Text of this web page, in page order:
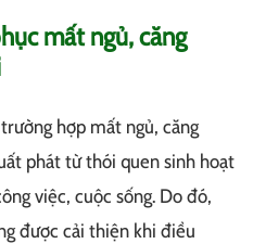
mất ngủ, căng
hợp mất ngủ, căng
phát từ thói quen sinh hoạt
việc, cuộc sống. Do đó,
được cải thiện khi điều